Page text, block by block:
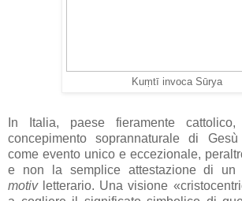
Kuṃtī invoca Sūrya
In Italia, paese fieramente
concepimento soprannaturale di
come evento unico e eccezionale,
e non la semplice attestazione di un
motiv letterario. Una visione